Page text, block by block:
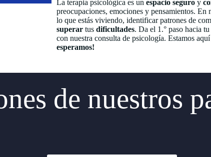
La terapia psicológica es un espacio seguro y
preocupaciones, emociones y pensamientos. En
lo que estás viviendo, identificar patrones de
superar tusdificultades. Da el 1.° paso hacia
con nuestra consulta de psicología. Estamos
esperamos!
de nuestros